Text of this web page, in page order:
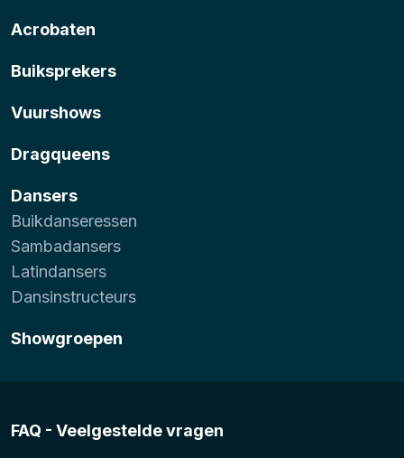
Acrobaten
Buiksprekers
Vuurshows
Dragqueens
Dansers
Buikdanseressen
Sambadansers
Latindansers
Dansinstructeurs
Showgroepen
FAQ - Veelgestelde vragen